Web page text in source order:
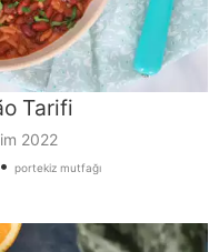
Tarifi
2022
portekiz mutfağı